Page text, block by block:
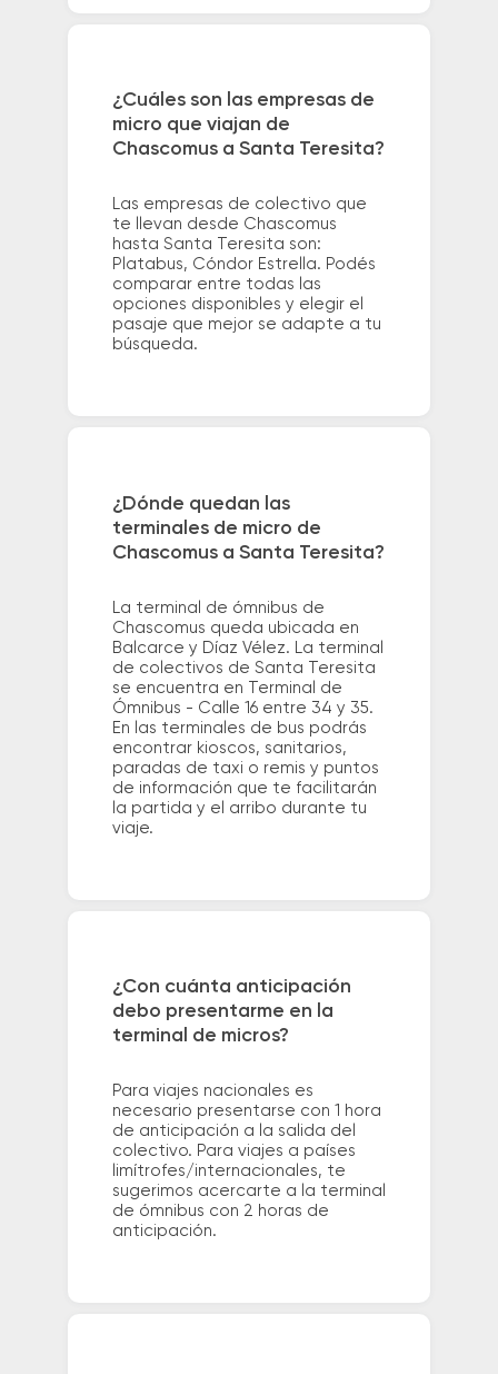
¿Cuáles son las empresas de
micro que viajan de
Chascomus a Santa Teresita?
Las empresas de colectivo que
te llevan desde Chascomus
hasta Santa Teresita son:
Platabus, Cóndor Estrella. Podés
comparar entre todas las
opciones disponibles y elegir el
pasaje que mejor se adapte a tu
búsqueda.
¿Dónde quedan las
terminales de micro de
Chascomus a Santa Teresita?
La terminal de ómnibus de
Chascomus queda ubicada en
Balcarce y Díaz Vélez. La terminal
de colectivos de Santa Teresita
se encuentra en Terminal de
Ómnibus - Calle 16 entre 34 y 35.
En las terminales de bus podrás
encontrar kioscos, sanitarios,
paradas de taxi o remis y puntos
de información que te facilitarán
la partida y el arribo durante tu
viaje.
¿Con cuánta anticipación
debo presentarme en la
terminal de micros?
Para viajes nacionales es
necesario presentarse con 1 hora
de anticipación a la salida del
colectivo. Para viajes a países
limítrofes/internacionales, te
sugerimos acercarte a la terminal
de ómnibus con 2 horas de
anticipación.